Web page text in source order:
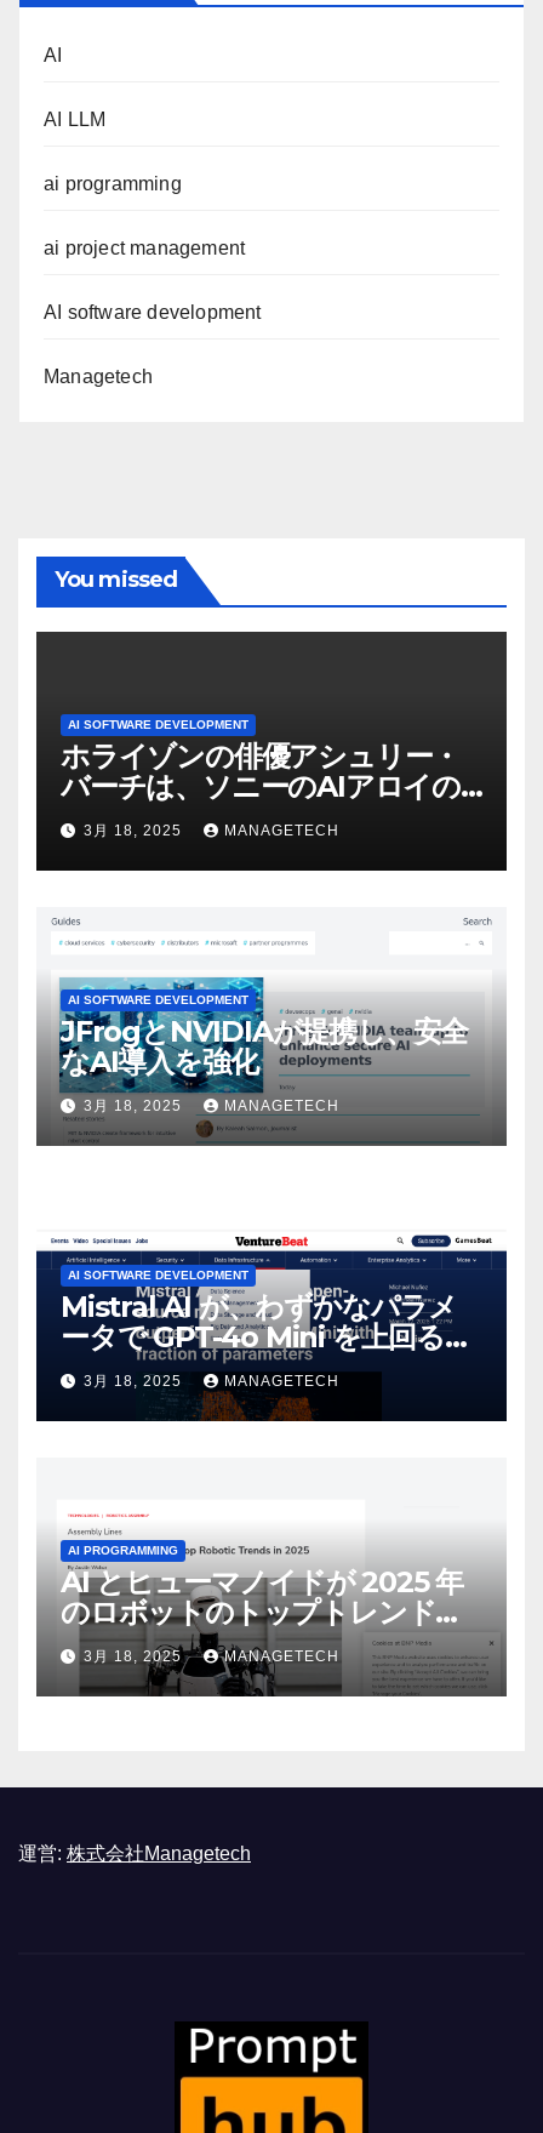
AI
AI LLM
ai programming
ai project management
AI software development
Managetech
You missed
AI SOFTWARE DEVELOPMENT
ホライゾンの俳優アシュリー・
バーチは、ソニーのAIアロイの
ビデオを見て「ゲームパフォー
マンスという芸術形式に不安を
感じた」と語る – IGN
3月 18, 2025 MANAGETECH
AI SOFTWARE DEVELOPMENT
JFrogとNVIDIAが提携し、安全
なAI導入を強化
3月 18, 2025 MANAGETECH
AI SOFTWARE DEVELOPMENT
Mistral AI が、わずかなパラメ
ータで GPT-4o Mini を上回る新
しいオープンソース モデルをリ
リース | VentureBeat
3月 18, 2025 MANAGETECH
AI PROGRAMMING
AI とヒューマノイドが 2025 年
のロボットのトップトレンドに |
ASSEMBLY
3月 18, 2025 MANAGETECH
運営: 株式会社Managetech